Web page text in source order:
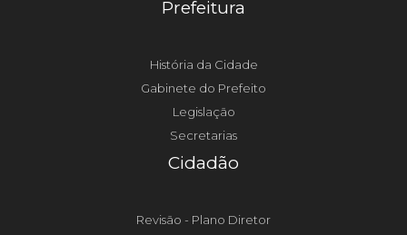
Prefeitura
História da Cidade
Gabinete do Prefeito
Legislação
Secretarias
Cidadão
Revisão - Plano Diretor